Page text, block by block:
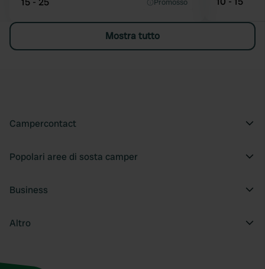
Promosso
Mostra tutto
Campercontact
Popolari aree di sosta camper
Business
Altro